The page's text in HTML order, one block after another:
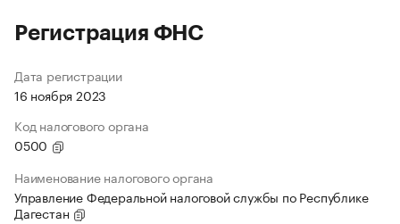
Регистрация ФНС
Дата регистрации
16 ноября 2023
Код налогового органа
0500
Наименование налогового органа
Управление Федеральной налоговой службы по Республике
Дагестан